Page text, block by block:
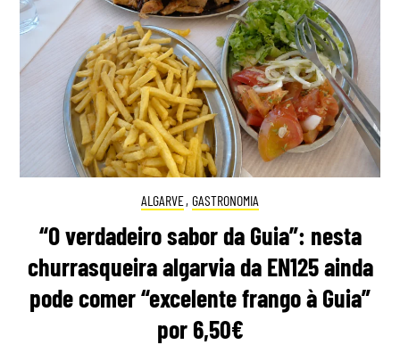
ALGARVE, GASTRONOMIA
“O verdadeiro sabor da Guia”: nesta
churrasqueira algarvia da EN125 ainda
pode comer “excelente frango à Guia”
por 6,50€